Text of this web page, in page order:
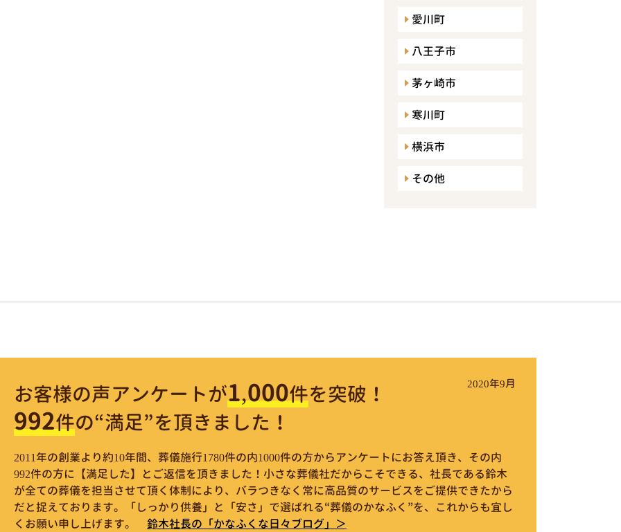
愛川町
八王子市
茅ヶ崎市
寒川町
横浜市
その他
お客様の声アンケートが1,000件を突破！
992件の“満足”を頂きました！
2020年9月
2011年の創業より約10年間、葬儀施行1780件の内1000件の方からアンケートにお答え頂き、その内
992件の方に【満足した】とご返信を頂きました！小さな葬儀社だからこそできる、社長である鈴木
が全ての葬儀を担当させて頂く体制により、バラつきなく常に高品質のサービスをご提供できたから
だと捉えております。「しっかり供養」と「安さ」で選ばれる“葬儀のかなふく”を、これからも宜し
くお願い申し上げます。
鈴木社長の「かなふくな日々ブログ」＞